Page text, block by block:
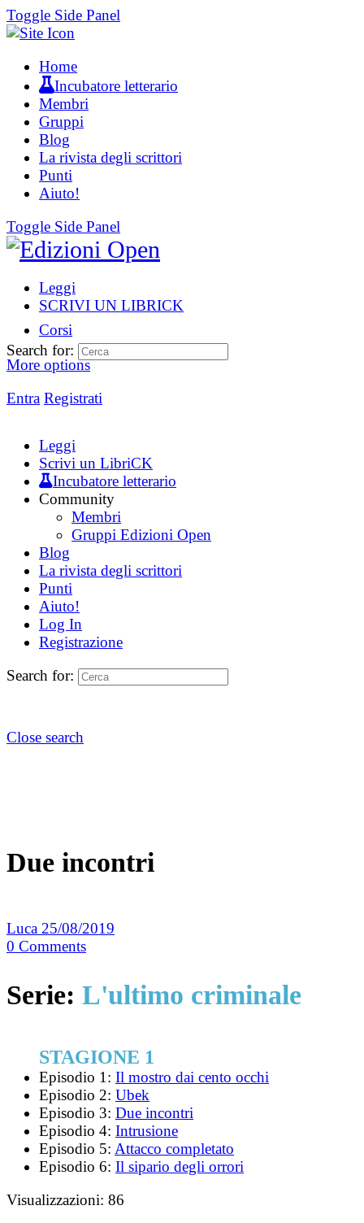
Toggle Side Panel
Home
Incubatore letterario
Membri
Gruppi
Blog
La rivista degli scrittori
Punti
Aiuto!
Toggle Side Panel
Leggi
SCRIVI UN LIBRICK
Corsi
More options
Entra Registrati
Search for:
Leggi
Scrivi un LibriCK
Incubatore letterario
Community
Membri
Gruppi Edizioni Open
Blog
La rivista degli scrittori
Punti
Aiuto!
Log In
Registrazione
Search for:
Close search
Due incontri
Luca 25/08/2019
0 Comments
Serie: L'ultimo criminale
STAGIONE 1
Episodio 1: Il mostro dai cento occhi
Episodio 2: Ubek
Episodio 3: Due incontri
Episodio 4: Intrusione
Episodio 5: Attacco completato
Episodio 6: Il sipario degli orrori
Visualizzazioni: 86